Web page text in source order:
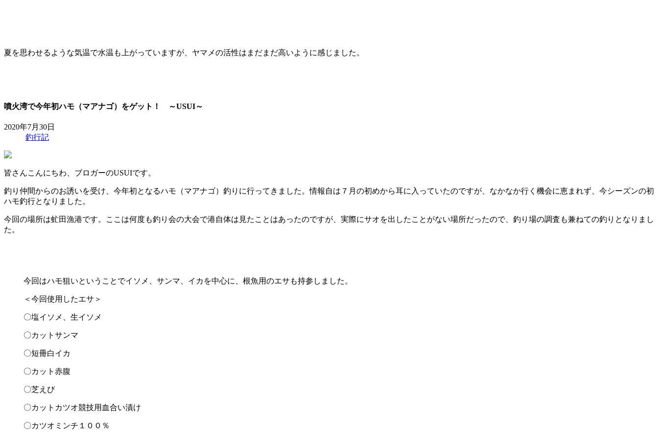
夏を思わせるような気温で水温も上がっていますが、ヤマメの活性はまだまだ高いように感じました。
噴火湾で今年初ハモ（マアナゴ）をゲット！ ～USUI～
2020年7月30日
釣行記
皆さんこんにちわ、ブロガーのUSUIです。
釣り仲間からのお誘いを受け、今年初となるハモ（マアナゴ）釣りに行ってきました。情報自は７月の初めから耳に入っていたのですが、なかなか行く機会に恵まれず、今シーズンの初
ハモ釣行となりました。
今回の場所は虻田漁港です。ここは何度も釣り会の大会で港自体は見たことはあったのですが、実際にサオを出したことがない場所だったので、釣り場の調査も兼ねての釣りとなりまし
た。
今回はハモ狙いということでイソメ、サンマ、イカを中心に、根魚用のエサも持参しました。
＜今回使用したエサ＞
〇塩イソメ、生イソメ
〇カットサンマ
〇短冊白イカ
〇カット赤腹
〇芝えび
〇カットカツオ競技用血合い漬け
〇カツオミンチ１００％